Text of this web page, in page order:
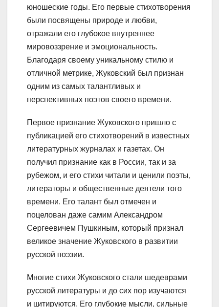
юношеские годы. Его первые стихотворения
были посвящены природе и любви,
отражали его глубокое внутреннее
мировоззрение и эмоциональность.
Благодаря своему уникальному стилю и
отличной метрике, Жуковский был признан
одним из самых талантливых и
перспективных поэтов своего времени.
Первое признание Жуковского пришло с
публикацией его стихотворений в известных
литературных журналах и газетах. Он
получил признание как в России, так и за
рубежом, и его стихи читали и ценили поэты,
литераторы и общественные деятели того
времени. Его талант был отмечен и
поцелован даже самим Александром
Сергеевичем Пушкиным, который признал
великое значение Жуковского в развитии
русской поэзии.
Многие стихи Жуковского стали шедеврами
русской литературы и до сих пор изучаются
и цитируются. Его глубокие мысли, сильные